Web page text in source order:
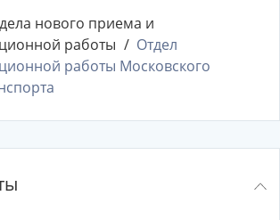
нового приема и
работы
Отдел
работы Московского